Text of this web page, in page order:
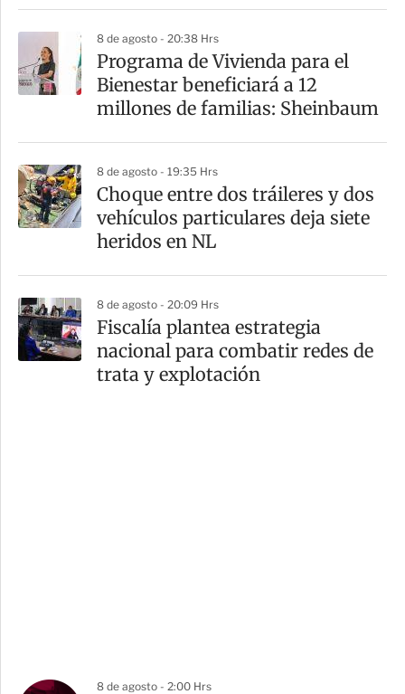
8 de agosto - 20:38 Hrs
Programa de Vivienda para el
Bienestar beneficiará a 12
millones de familias: Sheinbaum
8 de agosto - 19:35 Hrs
Choque entre dos tráileres y dos
vehículos particulares deja siete
heridos en NL
8 de agosto - 20:09 Hrs
Fiscalía plantea estrategia
nacional para combatir redes de
trata y explotación
8 de agosto - 2:00 Hrs